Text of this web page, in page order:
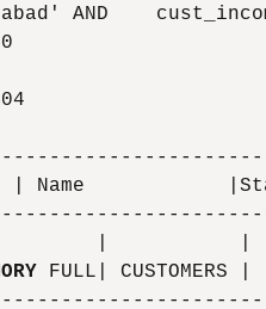
AND
|
FULL|